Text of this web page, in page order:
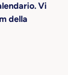
Vi
della